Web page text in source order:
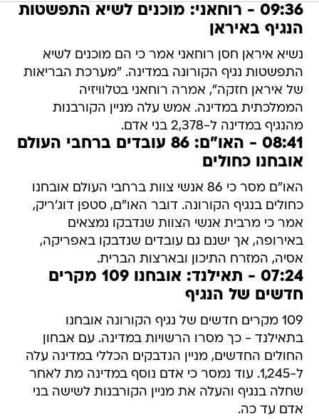
09:36 - רוחאני: מוכנים לשיא התפשטות
הנגיף באיראן
נשיא איראן חסן רוחאני אמר כי הם מוכנים לשיא
התפשטות נגיף הקורונה במדינה. "מערכת הבריאות
של איראן חזקה", אמרה רוחאני בטלוויזיה
הממלכתית במדינה. אמש עלה מניין הקורבנות
מהנגיף במדינה ל-2,378 בני אדם.
08:41 - האו"ם: 86 עובדים ברחבי העולם
אובחנו כחולים
האו"ם מסר כי 86 אנשי צוות ברחבי העולם אובחנו
כחולים בנגיף הקורונה. דובר האו"ם, סטפן דוג'ריק,
אמר כי מרבית אנשי הצוות שנדבקו נמצאים
באירופה, אך ישנם גם עובדים שנדבקו באפריקה,
אסיה, המזרח התיכון ובארצות הברית.
07:24 - תאילנד: אובחנו 109 מקרים
חדשים של הנגיף
109 מקרים חדשים של נגיף הקורונה אובחנו
בתאילנד - כך מסרו הרשויות במדינה. עם אבחון
החולים החדשים, מניין הנדבקים הכללי במדינה עלה
ל-1,245. עוד נמסר כי אדם נוסף במדינה מת לאחר
שחלה בנגיף והעלה את מניין הקורבנות לשישה בני
אדם עד כה.